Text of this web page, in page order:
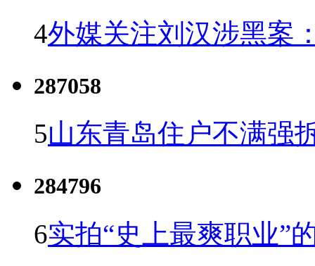
4外媒关注刘汉涉黑案
287058
5山东青岛住户不满强
284796
6实拍“史上最爽职业”